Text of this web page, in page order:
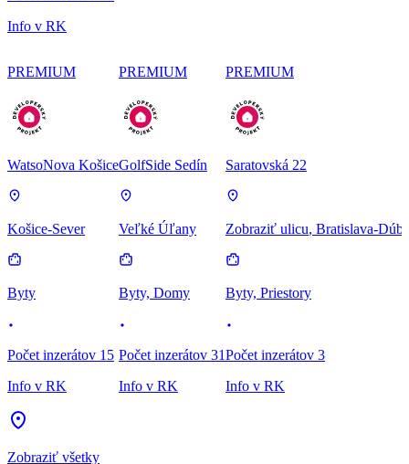
Info v RK
PREMIUM
WatsoNova Košice
Košice-Sever
Byty
Počet inzerátov 15
Info v RK
PREMIUM
GolfSide Sedín
Veľké Úľany
Byty, Domy
Počet inzerátov 31
Info v RK
PREMIUM
Saratovská 22
Zobraziť ulicu, Bratislava-
Byty, Priestory
Počet inzerátov 3
Info v RK
Zobraziť všetky